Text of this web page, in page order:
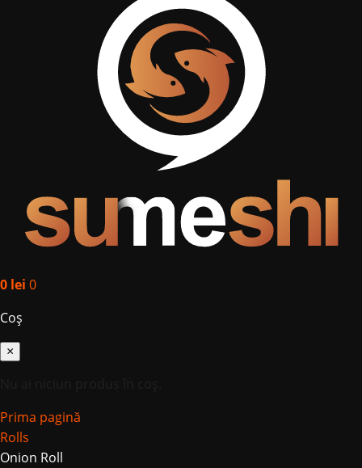
0 lei 0
Coș
×
Prima pagină
Rolls
Onion Roll